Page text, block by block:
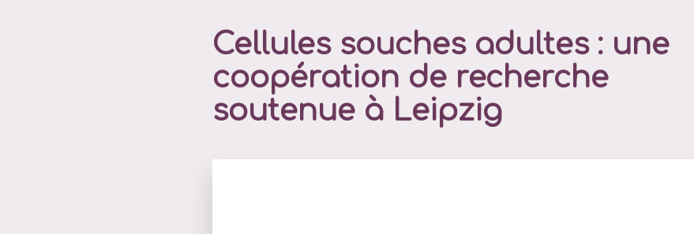
Cellules souches adultes : une
coopération de recherche
soutenue à Leipzig